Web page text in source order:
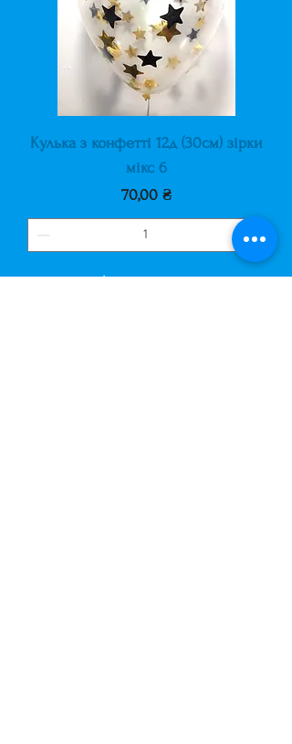
Кулька з конфетті 12д (30см) зірки
мікс 6
Ціна
70,00 ₴
Додати у кошик